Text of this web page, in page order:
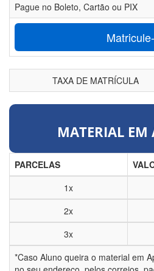
Pague no Boleto, Cartão ou PIX
TAXA DE MATRÍCULA
MATERIAL EM
PARCELAS
1x
2x
3x
*Caso Aluno queira o material em